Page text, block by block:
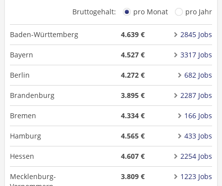
Bruttogehalt: pro Monat pro Jahr
Baden-Württemberg 4.639 € 2845 Jobs
Bayern 4.527 € 3317 Jobs
Berlin 4.272 € 682 Jobs
Brandenburg 3.895 € 2287 Jobs
Bremen 4.334 € 166 Jobs
Hamburg 4.565 € 433 Jobs
Hessen 4.607 € 2254 Jobs
Mecklenburg-
3.809 € 1223 Jobs